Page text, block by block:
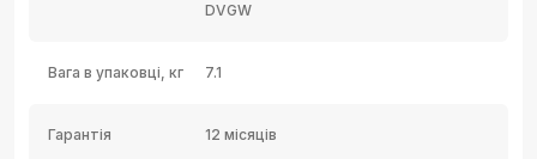
DVGW
Вага в упаковці, кг 7.1
Гарантія 12 місяців